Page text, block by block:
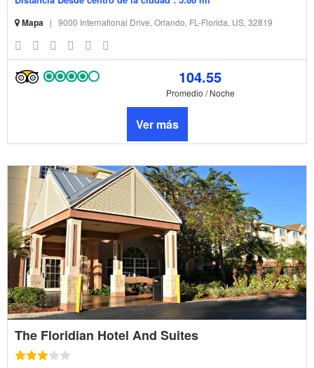
Mapa | 9000 International Drive, Orlando, FL-Florida, US, 32819
104.55
Promedio / Noche
Ver más
The Floridian Hotel And Suites